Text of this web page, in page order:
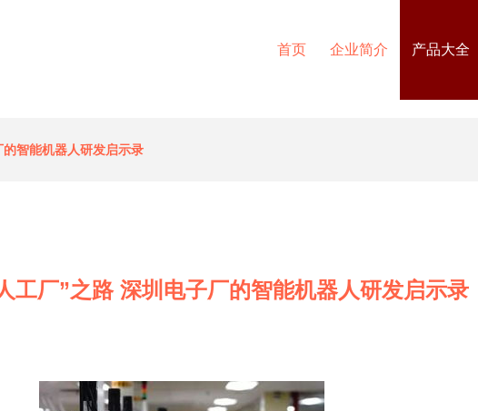
首页 企业简介 产品大全
智能机器人研发启示录
工厂”之路 深圳电子厂的智能机器人研发启示录